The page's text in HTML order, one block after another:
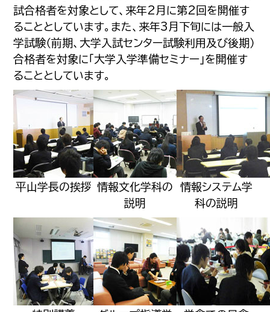
試合格者を対象として、来年2月に第2回を開催す
ることとしています。また、来年3月下旬には一般入
学試験（前期、大学入試センター試験利用及び後期）
合格者を対象に「大学入学準備セミナー」を開催す
ることとしています。
平山学長の挨拶 情報文化学科の
説明
情報システム学
科の説明